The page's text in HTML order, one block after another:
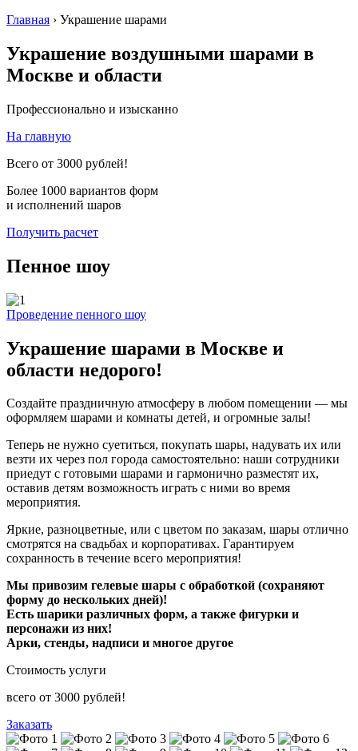
Главная › Украшение шарами
Украшение воздушными шарами в
Москве и области
Профессионально и изысканно
На главную
Всего от 3000 рублей!
Более 1000 вариантов форм
и исполнений шаров
Получить расчет
Пенное шоу
Проведение пенного шоу
Украшение шарами в Москве и
области недорого!
Создайте праздничную атмосферу в любом помещении — мы
оформляем шарами и комнаты детей, и огромные залы!
Теперь не нужно суетиться, покупать шары, надувать их или
везти их через пол города самостоятельно: наши сотрудники
приедут с готовыми шарами и гармонично разместят их,
оставив детям возможность играть с ними во время
мероприятия.
Яркие, разноцветные, или с цветом по заказам, шары отлично
смотрятся на свадьбах и корпоративах. Гарантируем
сохранность в течение всего мероприятия!
Мы привозим гелевые шары с обработкой (сохраняют
форму до нескольких дней)!
Есть шарики различных форм, а также фигурки и
персонажи из них!
Арки, стенды, надписи и многое другое
Стоимость услуги
всего от 3000 рублей!
Заказать